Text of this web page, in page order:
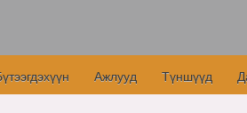
Ажлууд Түншүүд